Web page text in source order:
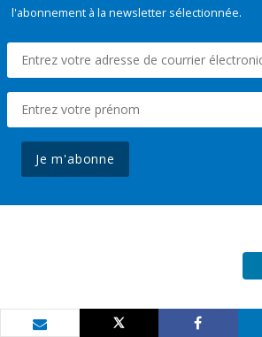
l'abonnement à la newsletter sélectionnée.
Je m'abonne